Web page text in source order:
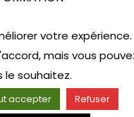
votre expérience.
mais vous
le souhaitez.
accepter
Refuser